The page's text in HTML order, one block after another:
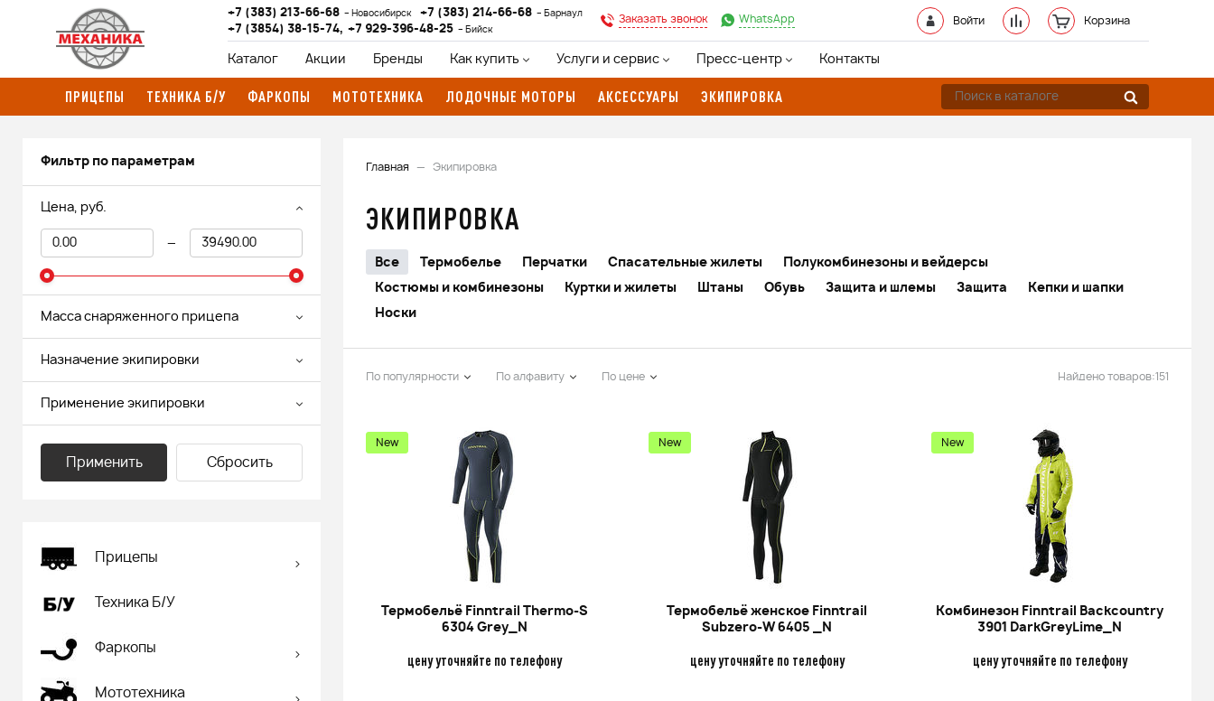
Войти Корзина
+7 (383) 213-66-68 Новосибирск +7 (383) 214-66-68 Барнаул
+7 (3854) 38-15-74, +7 929-396-48-25 Бийск
Заказать звонок WhatsApp
Каталог Акции Бренды Как купить Услуги и сервис Пресс-центр Контакты
ПРИЦЕПЫ ТЕХНИКА Б/У ФАРКОПЫ МОТОТЕХНИКА ЛОДОЧНЫЕ МОТОРЫ АКСЕССУАРЫ ЭКИПИРОВКА
Главная Экипировка
ЭКИПИРОВКА
Все Термобелье Перчатки Спасательные жилеты
Полукомбинезоны и вейдерсы
Костюмы и комбинезоны
Куртки и жилеты Штаны Обувь Защита и шлемы Защита
Кепки и шапки
Носки
Фильтр по параметрам
Цена, руб.
—
Масса снаряженного прицепа
Назначение экипировки
Применение экипировки
Применить Сбросить
Прицепы
Техника Б/У
Фаркопы
Мототехника
По популярности По алфавиту По цене Найдено товаров:151
New
Термобельё Finntrail Thermo-S
6304 Grey_N
цену уточняйте по телефону
New
Термобельё женское Finntrail
Subzero-W 6405 _N
цену уточняйте по телефону
New
Комбинезон Finntrail Backcountry
3901 DarkGreyLime_N
цену уточняйте по телефону